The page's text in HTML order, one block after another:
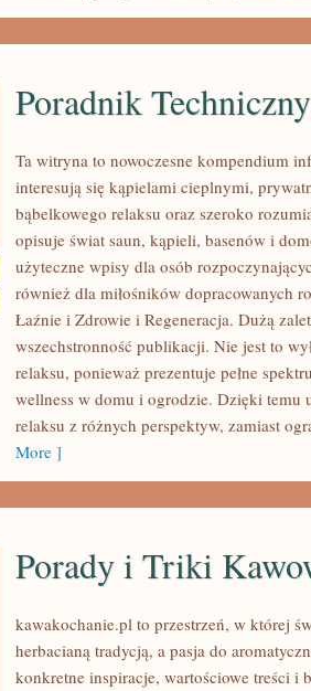
PORADNIK
TECHNICZNY
Poradnik Techniczny
Ta witryna to nowoczesne kompendium
interesują się kąpielami cieplnymi,
bąbelkowego relaksu oraz szeroko
opisuje świat saun, kąpieli, basenów i
użyteczne wpisy dla osób
również dla miłośników dopracowanych
Łaźnie i Zdrowie i Regeneracja. Dużą
wszechstronność publikacji. Nie jest to
relaksu, ponieważ prezentuje pełne
wellness w domu i ogrodzie. Dzięki temu
relaksu z różnych perspektyw, zamiast
More ]
Porady i Triki
kawakochanie.pl to przestrzeń, w której
herbacianą tradycją, a pasja do
konkretne inspiracje, wartościowe treści i